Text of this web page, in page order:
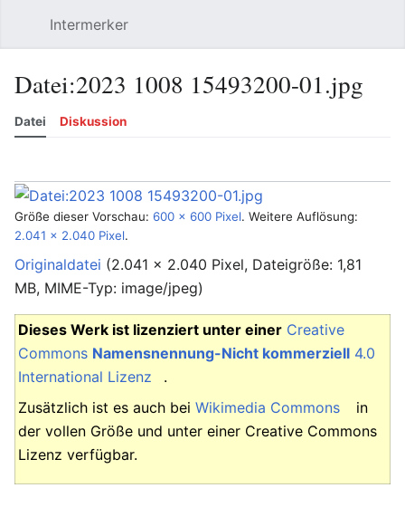
Intermerker
Datei:2023 1008 15493200-01.jpg
Datei Diskussion
Größe dieser Vorschau: 600 × 600 Pixel. Weitere Auflösung:
2.041 × 2.040 Pixel.
Originaldatei (2.041 × 2.040 Pixel, Dateigröße: 1,81
MB, MIME-Typ: image/jpeg)
Dieses Werk ist lizenziert unter einer Creative
Commons Namensnennung-Nicht kommerziell 4.0
International Lizenz
.
Zusätzlich ist es auch beiWikimedia Commons
in
der vollen Größe und unter einer Creative Commons
Lizenz verfügbar.